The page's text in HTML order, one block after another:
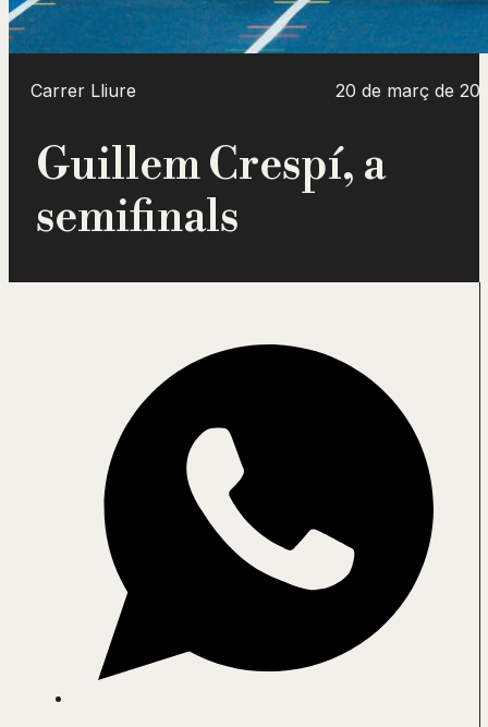
Carrer Lliure 20 de març de
Guillem Crespí, a
semifinals